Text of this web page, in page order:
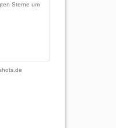
Sterne um